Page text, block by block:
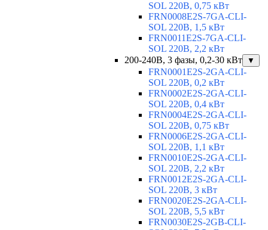
SOL 220В, 0,75 кВт
FRN0008E2S-7GA-CLI-
SOL 220В, 1,5 кВт
FRN0011E2S-7GA-CLI-
SOL 220В, 2,2 кВт
200-240В, 3 фазы, 0,2-30 кВт
▼
FRN0001E2S-2GA-CLI-
SOL 220В, 0,2 кВт
FRN0002E2S-2GA-CLI-
SOL 220В, 0,4 кВт
FRN0004E2S-2GA-CLI-
SOL 220В, 0,75 кВт
FRN0006E2S-2GA-CLI-
SOL 220В, 1,1 кВт
FRN0010E2S-2GA-CLI-
SOL 220В, 2,2 кВт
FRN0012E2S-2GA-CLI-
SOL 220В, 3 кВт
FRN0020E2S-2GA-CLI-
SOL 220В, 5,5 кВт
FRN0030E2S-2GB-CLI-